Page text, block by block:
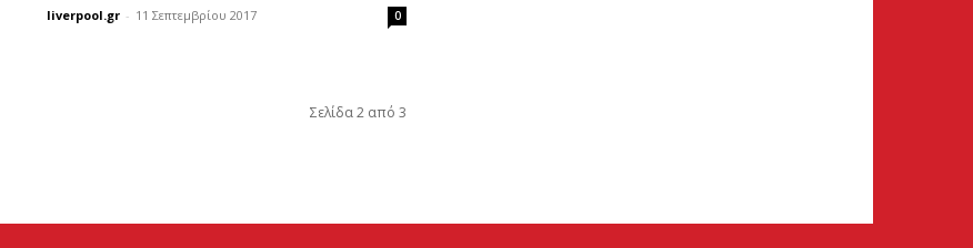
liverpool.gr - 11 Σεπτεμβρίου 2017 0
Σελίδα 2 από 3